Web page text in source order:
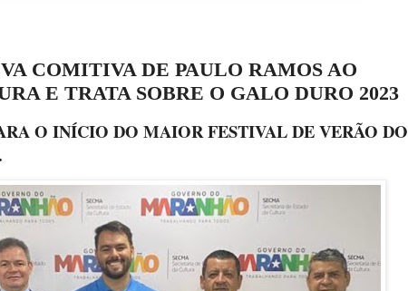
COMITIVA DE PAULO RAMOS AO
E TRATA SOBRE O GALO DURO 2023
O INÍCIO DO MAIOR FESTIVAL DE VERÃO DO